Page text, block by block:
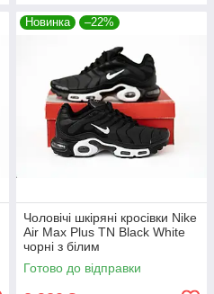
Новинка –22%
Чоловічі шкіряні кросівки Nike
Air Max Plus TN Black White
чорні з білим
Готово до відправки